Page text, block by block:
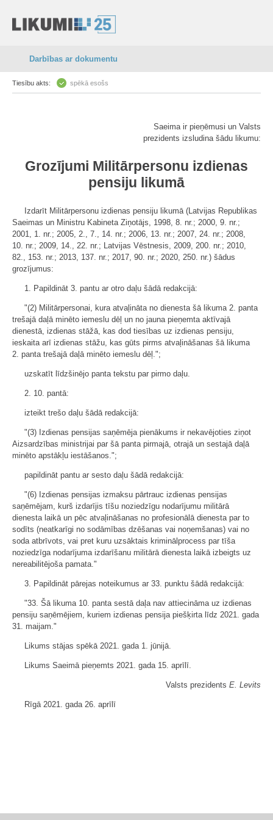
Darbības ar dokumentu
Tiesību akts: spēkā esošs
Saeima ir pieņēmusi un Valsts
prezidents izsludina šādu likumu:
Grozījumi Militārpersonu izdienas
pensiju likumā
Izdarīt Militārpersonu izdienas pensiju likumā (Latvijas Republikas
Saeimas un Ministru Kabineta Ziņotājs, 1998, 8. nr.; 2000, 9. nr.;
2001, 1. nr.; 2005, 2., 7., 14. nr.; 2006, 13. nr.; 2007, 24. nr.; 2008,
10. nr.; 2009, 14., 22. nr.; Latvijas Vēstnesis, 2009, 200. nr.; 2010,
82., 153. nr.; 2013, 137. nr.; 2017, 90. nr.; 2020, 250. nr.) šādus
grozījumus:
1. Papildināt 3. pantu ar otro daļu šādā redakcijā:
"(2) Militārpersonai, kura atvaļināta no dienesta šā likuma 2. panta
trešajā daļā minēto iemeslu dēļ un no jauna pieņemta aktīvajā
dienestā, izdienas stāžā, kas dod tiesības uz izdienas pensiju,
ieskaita arī izdienas stāžu, kas gūts pirms atvaļināšanas šā likuma
2. panta trešajā daļā minēto iemeslu dēļ.";
uzskatīt līdzšinējo panta tekstu par pirmo daļu.
2. 10. pantā:
izteikt trešo daļu šādā redakcijā:
"(3) Izdienas pensijas saņēmēja pienākums ir nekavējoties ziņot
Aizsardzības ministrijai par šā panta pirmajā, otrajā un sestajā daļā
minēto apstākļu iestāšanos.";
papildināt pantu ar sesto daļu šādā redakcijā:
"(6) Izdienas pensijas izmaksu pārtrauc izdienas pensijas
saņēmējam, kurš izdarījis tīšu noziedzīgu nodarījumu militārā
dienesta laikā un pēc atvaļināšanas no profesionālā dienesta par to
sodīts (neatkarīgi no sodāmības dzēšanas vai noņemšanas) vai no
soda atbrīvots, vai pret kuru uzsāktais kriminālprocess par tīša
noziedzīga nodarījuma izdarīšanu militārā dienesta laikā izbeigts uz
nereabilitējoša pamata."
3. Papildināt pārejas noteikumus ar 33. punktu šādā redakcijā:
"33. Šā likuma 10. panta sestā daļa nav attiecināma uz izdienas
pensiju saņēmējiem, kuriem izdienas pensija piešķirta līdz 2021. gada
31. maijam."
Likums stājas spēkā 2021. gada 1. jūnijā.
Likums Saeimā pieņemts 2021. gada 15. aprīlī.
Valsts prezidents E. Levits
Rīgā 2021. gada 26. aprīlī